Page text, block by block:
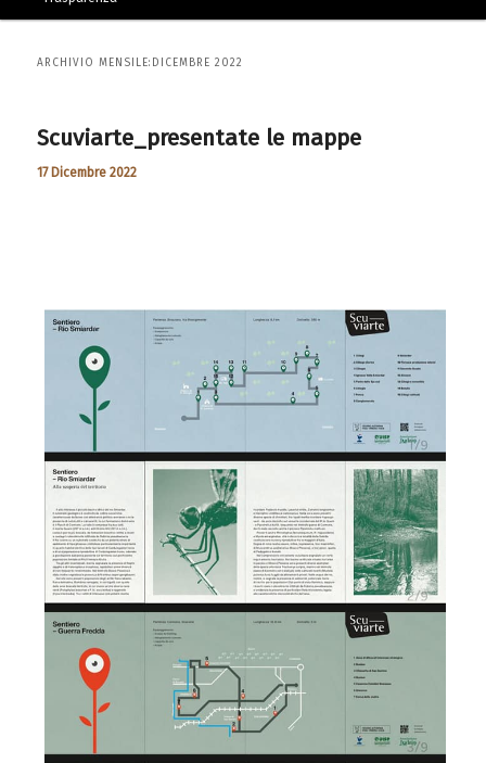
ARCHIVIO MENSILE: DICEMBRE 2022
Scuviarte_presentate le mappe
17 Dicembre 2022